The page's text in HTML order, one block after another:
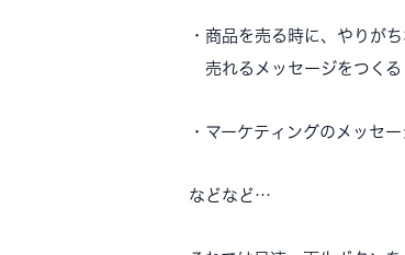
・商品を売る時に、やりが
売れるメッセージをつくる
・マーケティングのメッセ
などなど…